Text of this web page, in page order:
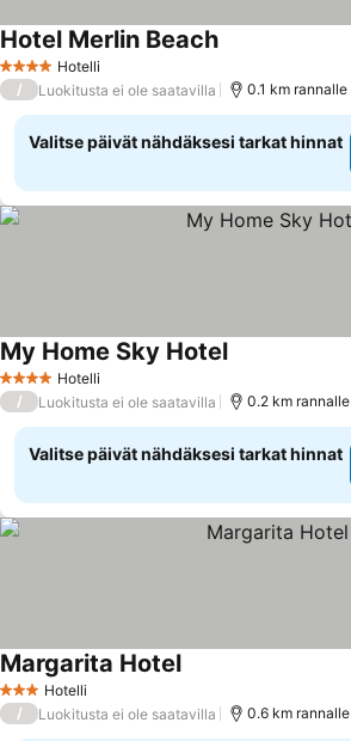
4 Tähtiluokitus
Hotelli
Hotel Merlin Beach
/ Luokitusta ei ole saatavilla 0.1 km rannalle
Valitse päivät nähdäksesi tarkat hinnat
4 Tähtiluokitus
Hotelli
My Home Sky Hotel
/ Luokitusta ei ole saatavilla 0.2 km rannalle
Valitse päivät nähdäksesi tarkat hinnat
3 Tähtiluokitus
Hotelli
Margarita Hotel
/ Luokitusta ei ole saatavilla 0.6 km rannalle